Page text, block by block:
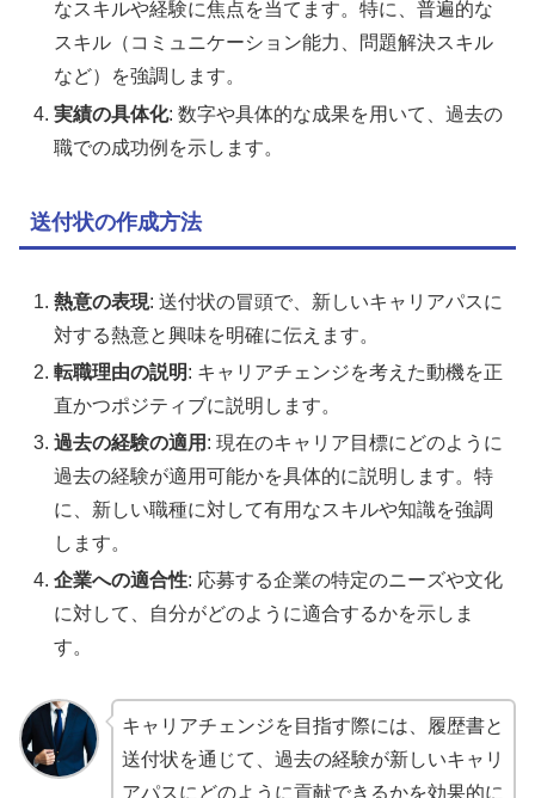
なスキルや経験に焦点を当てます。特に、普遍的な
スキル（コミュニケーション能力、問題解決スキル
など）を強調します。
実績の具体化: 数字や具体的な成果を用いて、過去の
職での成功例を示します。
送付状の作成方法
熱意の表現: 送付状の冒頭で、新しいキャリアパスに
対する熱意と興味を明確に伝えます。
転職理由の説明: キャリアチェンジを考えた動機を正
直かつポジティブに説明します。
過去の経験の適用 : 現在のキャリア目標にどのように
過去の経験が適用可能かを具体的に説明します。特
に、新しい職種に対して有用なスキルや知識を強調
します。
企業への適合性: 応募する企業の特定のニーズや文化
に対して、自分がどのように適合するかを示しま
す。
キャリアチェンジを目指す際には、履歴書と
送付状を通じて、過去の経験が新しいキャリ
アパスにどのように貢献できるかを効果的に